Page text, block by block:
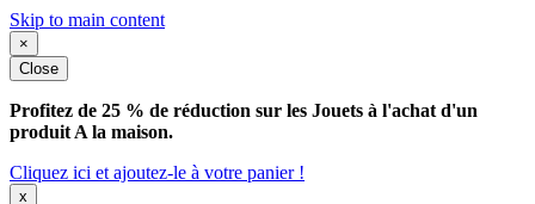
Skip to main content
×
Close
Profitez de 25 % de réduction sur les Jouets à l'achat d'un
produit A la maison.
Cliquez ici et ajoutez-le à votre panier !
x